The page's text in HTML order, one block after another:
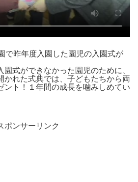
で昨年度入園した園児の入園式が
園式ができなかった園児のために、
かれた式典では、子どもたちから両
ント！１年間の成長を噛みしめてい
ポンサーリンク